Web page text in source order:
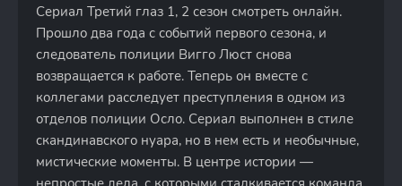
Сериал Третий глаз 1, 2 сезон смотреть онлайн.
Прошло два года с событий первого сезона, и
следователь полиции Вигго Люст снова
возвращается к работе. Теперь он вместе с
коллегами расследует преступления в одном из
отделов полиции Осло. Сериал выполнен в стиле
скандинавского нуара, но в нем есть и необычные,
мистические моменты. В центре истории —